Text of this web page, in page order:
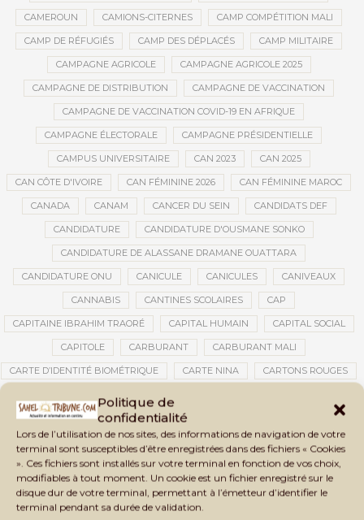
Politique de
confidentialité
Lors de l’utilisation de nos sites, des informations de navigation de votre
terminal sont susceptibles d’être enregistrées dans des fichiers « Cookies
». Ces fichiers sont installés sur votre terminal en fonction de vos choix,
modifiables à tout moment. Un cookie est un fichier enregistré sur le
disque dur de votre terminal, permettant à l’émetteur d’identifier le
terminal pendant sa durée de validation.
CAMEROUN CAMIONS-CITERNES CAMP COMPÉTITION MALI
CAMP DE RÉFUGIÉS CAMP DES DÉPLACÉS CAMP MILITAIRE
CAMPAGNE AGRICOLE CAMPAGNE AGRICOLE 2025
CAMPAGNE DE DISTRIBUTION CAMPAGNE DE VACCINATION
CAMPAGNE DE VACCINATION COVID-19 EN AFRIQUE
CAMPAGNE ÉLECTORALE CAMPAGNE PRÉSIDENTIELLE
CAMPUS UNIVERSITAIRE CAN 2023 CAN 2025
CAN CÔTE D'IVOIRE CAN FÉMININE 2026 CAN FÉMININE MAROC
CANADA CANAM CANCER DU SEIN CANDIDATS DEF
CANDIDATURE CANDIDATURE D'OUSMANE SONKO
CANDIDATURE DE ALASSANE DRAMANE OUATTARA
CANDIDATURE ONU CANICULE CANICULES CANIVEAUX
CANNABIS CANTINES SCOLAIRES CAP
CAPITAINE IBRAHIM TRAORÉ CAPITAL HUMAIN CAPITAL SOCIAL
CAPITOLE CARBURANT CARBURANT MALI
CARTE D’IDENTITÉ BIOMÉTRIQUE CARTE NINA CARTONS ROUGES
CATASTROPHES CLIMATIQUES
CAUTION 10 000 DOLLARS CAUTION DE VISA CDAT CECOGEC
CÉDÉAO CEDEAO CEI CÉLÉBRATION NATIONALE CEMAC
CEMAPI CEN-SNESUP CENOU CENSURE
CENTRAFRIQUE CENTRALE SOLAIRE